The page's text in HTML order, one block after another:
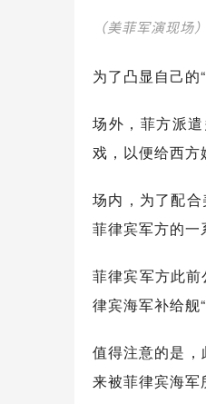
（美菲军演现场）
为了凸显自己的
场外，菲方派
戏，以便给西方
场内，为了配合
菲律宾军方的一
菲律宾军方此
律宾海军补给舰
值得注意的是
来被菲律宾海军